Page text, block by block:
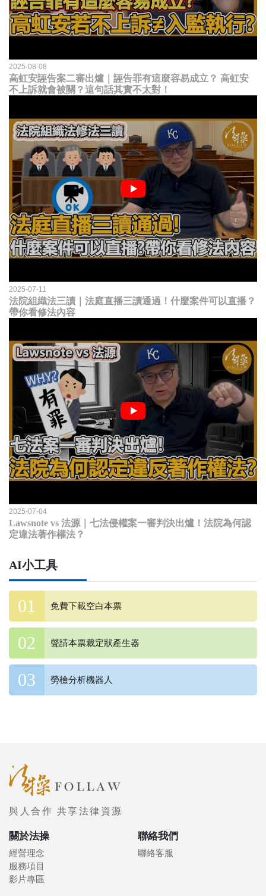
2025-08-08
高虹安誣告案二審出爐｜誣告罪有這麼容易成立？ 高虹安
不上訴就會被關？這句話其實不太對！
2025-07-11
法院組織法三讀｜法庭直播三讀通過！什麼案件可以直播？
帶你看修法內容
2025-07-04
Lawsnote vs 法源｜七法侵權案一審判決出爐！法院為何認
定違法著作權法？
AI小工具
免費下載空白本票
聲請本票裁定狀產生器
勞檢分析機器人
與人合作 共享法律資源
關於法操
經營理念
服務項目
影片專區
聯絡我們
聯絡客服